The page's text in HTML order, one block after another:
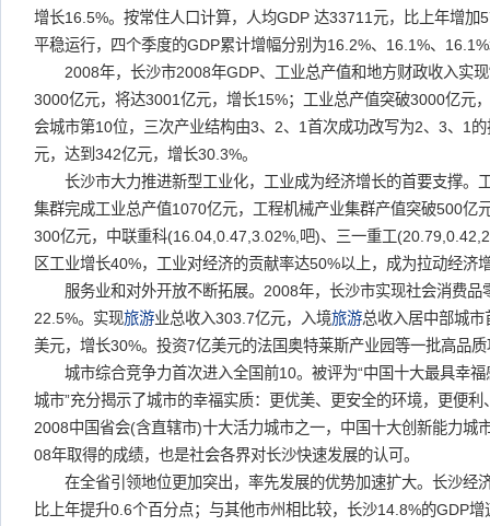
增长16.5%。按常住人口计算，人均GDP 达33711元，比上年增加
平稳运行，四个季度的GDP累计增幅分别为16.2%、16.1%、
2008年，长沙市2008年GDP、工业总产值和地方财政收入实现
3000亿元，将达3001亿元，增长15%；工业总产值突破3000亿元
会城市第10位，三次产业结构由3、2、1首次成功改写为2、3、1
元，达到342亿元，增长30.3%。
长沙市大力推进新型工业化，工业成为经济增长的首要支撑。
集群完成工业总产值1070亿元，工程机械产业集群产值突破500亿
300亿元，中联重科(16.04,0.47,3.02%,吧)、三一重工
区工业增长40%，工业对经济的贡献率达50%以上，成为拉动经济
服务业和对外开放不断拓展。2008年，长沙市实现社会消费品
22.5%。实现旅游业总收入303.7亿元，入境旅游总收入居中部城
美元，增长30%。投资7亿美元的法国奥特莱斯产业园等一批高品
城市综合竞争力首次进入全国前10。被评为“中国十大最具幸福
城市”充分揭示了城市的幸福实质：更优美、更安全的环境，更便
2008中国省会(含直辖市)十大活力城市之一，中国十大创新能力城
08年取得的成绩，也是社会各界对长沙快速发展的认可。
在全省引领地位更加突出，率先发展的优势加速扩大。长沙经
比上年提升0.6个百分点；与其他市州相比较，长沙14.8%的GDP增